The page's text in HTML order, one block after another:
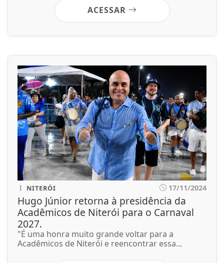
ACESSAR
NITERÓI 17/11/2024
Hugo Júnior retorna à presidência da
Acadêmicos de Niterói para o Carnaval
2027.
"É uma honra muito grande voltar para a
Acadêmicos de Niterói e reencontrar essa...